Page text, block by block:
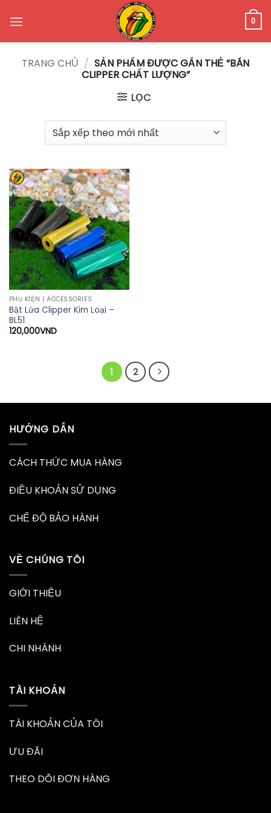
qua
0
TRANG CHỦ / SẢN PHẨM ĐƯỢC GẮN THẺ “BÁN
CLIPPER CHẤT LƯỢNG”
LỌC
PHỤ KIỆN | ACCESSORIES
Bật Lửa Clipper Kim Loại –
BL51
120,000VND
1 2
HƯỚNG DẪN
CÁCH THỨC MUA HÀNG
ĐIỀU KHOẢN SỬ DỤNG
CHẾ ĐỘ BẢO HÀNH
VỀ CHÚNG TÔI
GIỚI THIỆU
LIÊN HỆ
CHI NHÁNH
TÀI KHOẢN
TÀI KHOẢN CỦA TÔI
ƯU ĐÃI
THEO DÕI ĐƠN HÀNG